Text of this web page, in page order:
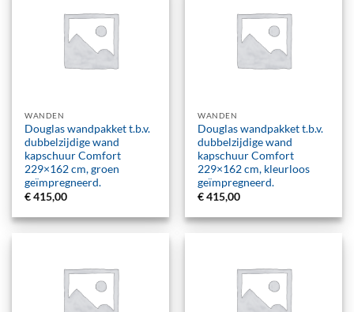
WANDEN
Douglas wandpakket t.b.v.
dubbelzijdige wand
kapschuur Comfort
229×162 cm, groen
geïmpregneerd.
€415,00
WANDEN
Douglas wandpakket t.b.v.
dubbelzijdige wand
kapschuur Comfort
229×162 cm, kleurloos
geïmpregneerd.
€415,00